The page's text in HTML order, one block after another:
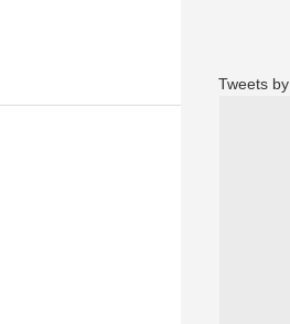
Tweets